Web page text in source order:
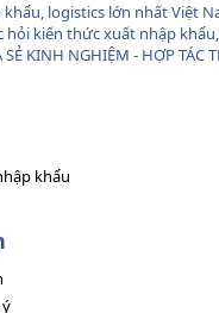
logistics lớn nhất Việt
hỏi kiến thức xuất nhập
KINH NGHIỆM - HỢP TÁC
khẩu